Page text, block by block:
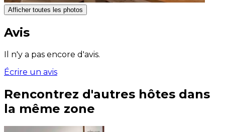
Afficher toutes les photos
Avis
Il n'y a pas encore d'avis.
Écrire un avis
Rencontrez d'autres hôtes dans
la même zone